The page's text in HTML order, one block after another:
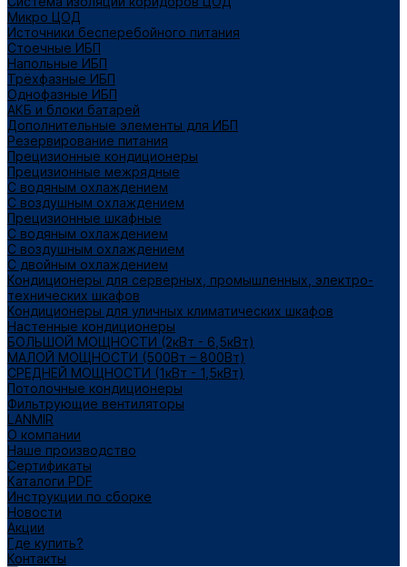
Микро ЦОД
Источники бесперебойного питания
Стоечные ИБП
Напольные ИБП
Трёхфазные ИБП
Однофазные ИБП
АКБ и блоки батарей
Дополнительные элементы для ИБП
Резервирование питания
Прецизионные кондиционеры
Прецизионные межрядные
С водяным охлаждением
С воздушным охлаждением
Прецизионные шкафные
С водяным охлаждением
С воздушным охлаждением
С двойным охлаждением
Кондиционеры для серверных, промышленных, электро-
технических шкафов
Кондиционеры для уличных климатических шкафов
Настенные кондиционеры
БОЛЬШОЙ МОЩНОСТИ (2кВт - 6,5кВт)
МАЛОЙ МОЩНОСТИ (500Вт – 800Вт)
СРЕДНЕЙ МОЩНОСТИ (1кВт - 1,5кВт)
Потолочные кондиционеры
Фильтрующие вентиляторы
LANMIR
О компании
Наше производство
Сертификаты
Каталоги PDF
Инструкции по сборке
Новости
Акции
Где купить?
Контакты